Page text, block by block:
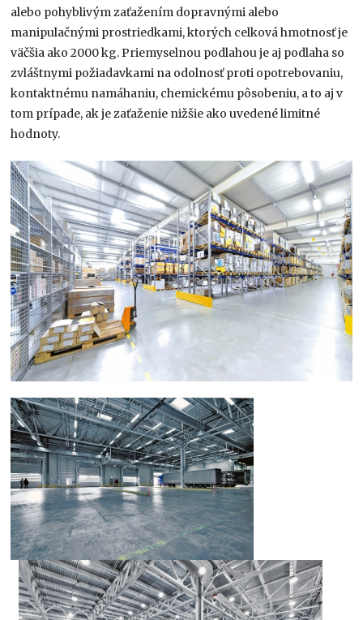
alebo pohyblivým zaťažením dopravnými alebo
manipulačnými prostriedkami, ktorých celková hmotnosť je
väčšia ako 2000 kg. Priemyselnou podlahou je aj podlaha so
zvláštnymi požiadavkami na odolnosť proti opotrebovaniu,
kontaktnému namáhaniu, chemickému pôsobeniu, a to aj v
tom prípade, ak je zaťaženie nižšie ako uvedené limitné
hodnoty.